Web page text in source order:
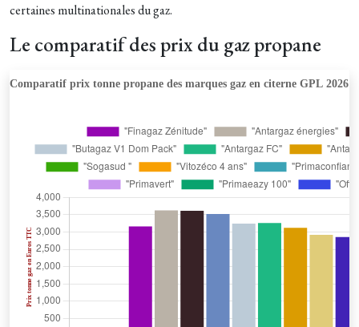
certaines multinationales du gaz.
Le comparatif des prix du gaz propane